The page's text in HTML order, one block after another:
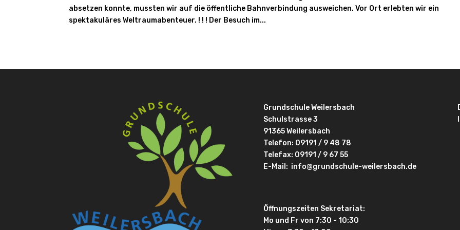
absetzen konnte, mussten wir auf die öffentliche Bahnverbindung ausweichen. Vor Ort erlebten wir ein
spektakuläres Weltraumabenteuer. ! ! ! Der Besuch im...
Grundschule Weilersbach
Schulstrasse 3
91365 Weilersbach
Telefon: 09191 / 9 48 78
Telefax: 09191 / 9 67 55
E-Mail: info@grundschule-weilersbach.de
Öffnungszeiten Sekretariat:
Mo und Fr von 7:30 - 10:30